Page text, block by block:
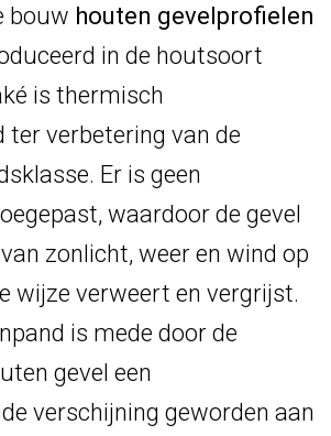
bouw houten gevelprofielen
in de houtsoort
is thermisch
ter verbetering van de
Er is geen
waardoor de gevel
zonlicht, weer en wind op
wijze verweert en vergrijst.
is mede door de
gevel een
verschijning geworden aan